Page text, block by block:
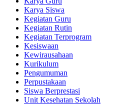
Karya Siswa
Kegiatan Guru
Kegiatan Rutin
Kegiatan Terprogram
Kesiswaan
Kewirausahaan
Kurikulum
Pengumuman
Perpustakaan
Siswa Berprestasi
Unit Kesehatan Sekolah